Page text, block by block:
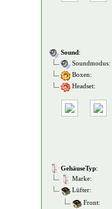
Sound:
Soundmodus:
Boxen:
Headset:
GehäuseTyp:
Marke:
Lüfter:
Front: